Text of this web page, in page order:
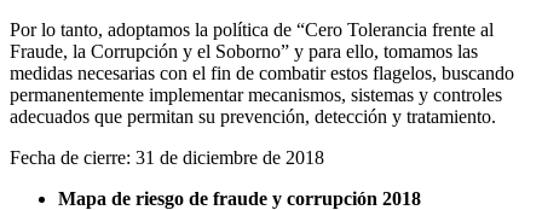
Por lo tanto, adoptamos la política de “Cero Tolerancia frente al
Fraude, la Corrupción y el Soborno” y para ello, tomamos las
medidas necesarias con el fin de combatir estos flagelos, buscando
permanentemente implementar mecanismos, sistemas y controles
adecuados que permitan su prevención, detección y tratamiento.
Fecha de cierre: 31 de diciembre de 2018
Mapa de riesgo de fraude y corrupción 2018